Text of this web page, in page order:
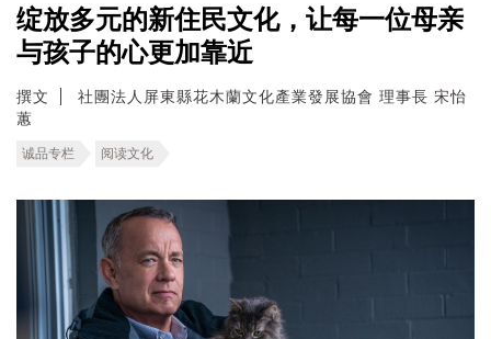
绽放多元的新住民文化，让每一位母亲
与孩子的心更加靠近
撰文
社團法人屏東縣花木蘭文化產業發展協會 理事長 宋怡
蕙
诚品专栏 阅读文化